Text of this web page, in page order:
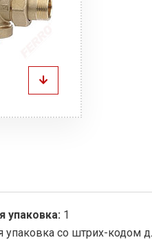
упаковка: 1
упаковка со штрих-кодом